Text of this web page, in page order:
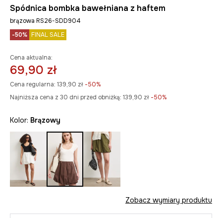
Spódnica bombka bawełniana z haftem
brązowa RS26-SDD904
-50% FINAL SALE
Cena aktualna:
69,90 zł
Cena regularna: 139,90 zł -50%
Najniższa cena z 30 dni przed obniżką: 139,90 zł -50%
Kolor: brązowy
Zobacz wymiary produktu